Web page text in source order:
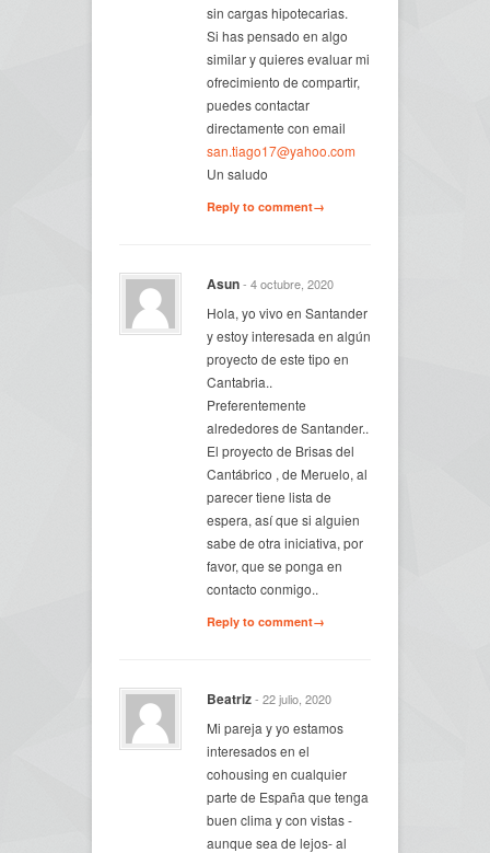
sin cargas hipotecarias.
Si has pensado en algo
similar y quieres evaluar mi
ofrecimiento de compartir,
puedes contactar
directamente con email
san.tiago17@yahoo.com
Un saludo
Reply to comment→
Asun- 4 octubre, 2020
Hola, yo vivo en Santander
y estoy interesada en algún
proyecto de este tipo en
Cantabria..
Preferentemente
alrededores de Santander..
El proyecto de Brisas del
Cantábrico , de Meruelo, al
parecer tiene lista de
espera, así que si alguien
sabe de otra iniciativa, por
favor, que se ponga en
contacto conmigo..
Reply to comment→
Beatriz- 22 julio, 2020
Mi pareja y yo estamos
interesados en el
cohousing en cualquier
parte de España que tenga
buen clima y con vistas -
aunque sea de lejos- al